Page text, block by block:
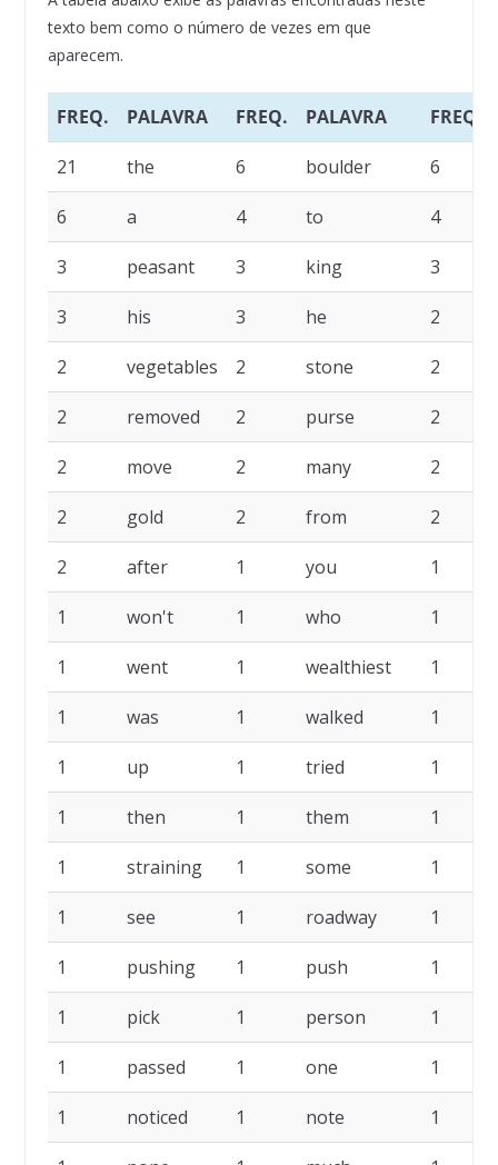
texto bem como o número de vezes em que
aparecem.
FREQ. PALAVRA FREQ. PALAVRA FREQ.
21 the 6 boulder 6
6 a 4 to 4
3 peasant 3 king 3
3 his 3 he 2
2 vegetables 2 stone 2
2 removed 2 purse 2
2 move 2 many 2
2 gold 2 from 2
2 after 1 you 1
1 won't 1 who 1
1 went 1 wealthiest 1
1 was 1 walked 1
1 up 1 tried 1
1 then 1 them 1
1 straining 1 some 1
1 see 1 roadway 1
1 pushing 1 push 1
1 pick 1 person 1
1 passed 1 one 1
1 noticed 1 note 1